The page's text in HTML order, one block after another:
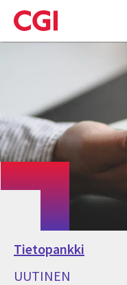
Skip
to
main
Tietopankki
UUTINEN